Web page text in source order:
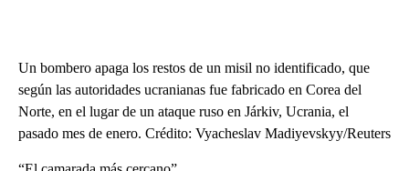
Un bombero apaga los restos de un misil no identificado, que
según las autoridades ucranianas fue fabricado en Corea del
Norte, en el lugar de un ataque ruso en Járkiv, Ucrania, el
pasado mes de enero. Crédito: Vyacheslav Madiyevskyy/Reuters